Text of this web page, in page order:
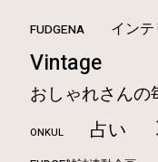
FUDGENA イン
Vintage
おしゃれさんの
ONKUL 占い